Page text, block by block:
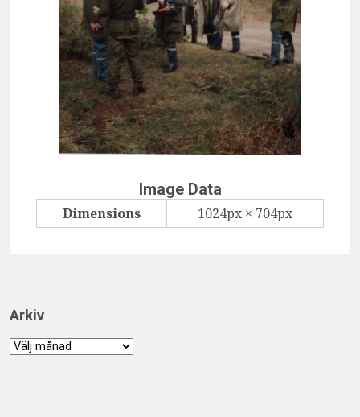
Image Data
Dimensions 1024px × 704px
Arkiv
Arkiv